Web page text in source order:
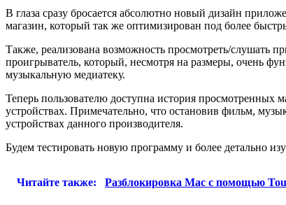
В глаза сразу бросается абсолютно новый дизайн
магазин, который так же оптимизирован под более
Также, реализована возможность просмотреть/слушать
проигрыватель, который, несмотря на размеры, очень
музыкальную медиатеку.
Теперь пользователю доступна история просмотренных
устройствах. Примечательно, что остановив фильм,
устройствах данного производителя.
Будем тестировать новую программу и более детально
Читайте также: Разблокировка Mac с помощью